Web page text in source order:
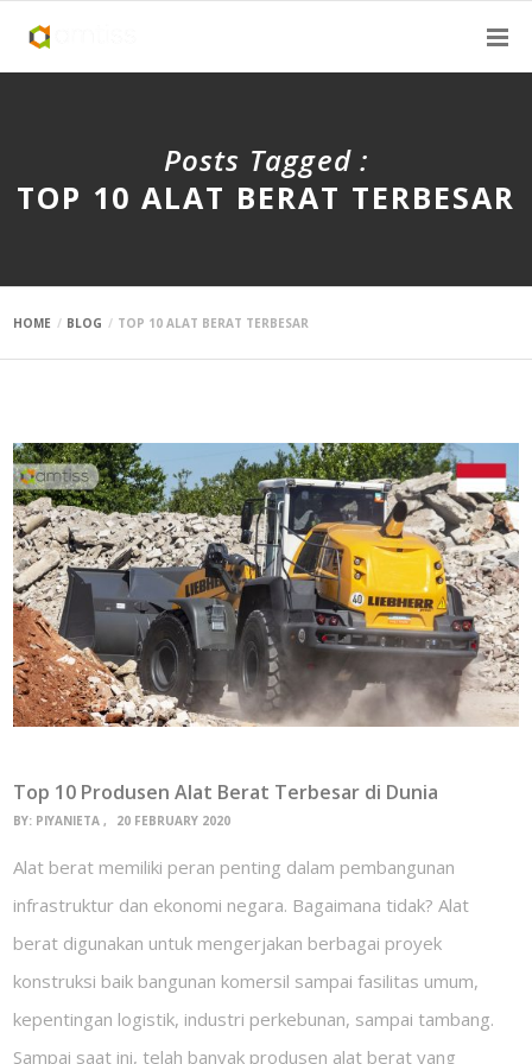
Posts Tagged :
TOP 10 ALAT BERAT TERBESAR
HOME BLOG TOP 10 ALAT BERAT TERBESAR
Top 10 Produsen Alat Berat Terbesar di Dunia
BY: PIYANIETA 20 FEBRUARY 2020
Alat berat memiliki peran penting dalam pembangunan
infrastruktur dan ekonomi negara. Bagaimana tidak? Alat
berat digunakan untuk mengerjakan berbagai proyek
konstruksi baik bangunan komersil sampai fasilitas umum,
kepentingan logistik, industri perkebunan, sampai tambang.
Sampai saat ini, telah banyak produsen alat berat yang